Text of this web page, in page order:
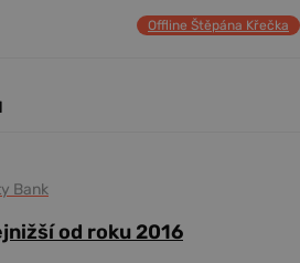
Offline Štěpána Křečka
Bank
od roku 2016